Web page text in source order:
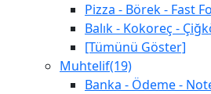
Pizza - Börek - Fast
Balık - Kokoreç -
[Tümünü Göster]
Muhtelif(19)
Banka - Ödeme -